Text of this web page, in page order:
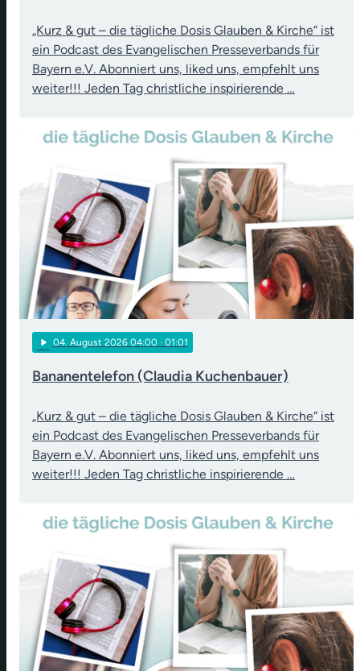
„Kurz & gut – die tägliche Dosis Glauben & Kirche“ ist
ein Podcast des Evangelischen Presseverbands für
Bayern e.V. Abonniert uns, liked uns, empfehlt uns
weiter!!! Jeden Tag christliche inspirierende …
play_arrow 04. August 2026 04:00 · 01:01
Bananentelefon (Claudia Kuchenbauer)
„Kurz & gut – die tägliche Dosis Glauben & Kirche“ ist
ein Podcast des Evangelischen Presseverbands für
Bayern e.V. Abonniert uns, liked uns, empfehlt uns
weiter!!! Jeden Tag christliche inspirierende …